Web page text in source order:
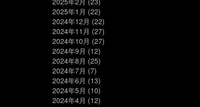
2025年1月 (22)
2024年12月 (22)
2024年11月 (27)
2024年10月 (27)
2024年9月 (12)
2024年8月 (25)
2024年7月 (7)
2024年6月 (13)
2024年5月 (10)
2024年4月 (12)